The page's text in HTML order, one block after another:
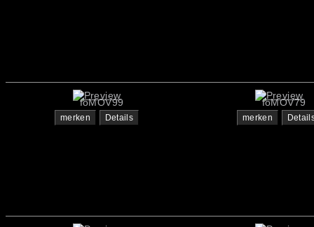
foMOV99
merken Details
foMOV79
merken